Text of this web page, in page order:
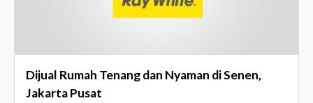
Dijual Rumah Tenang dan Nyaman di Senen,
Jakarta Pusat